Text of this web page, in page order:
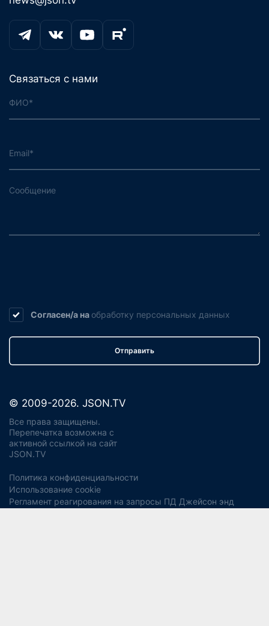
Связаться с нами
Согласен/а на обработку персональных данных
Отправить
© 2009-2026. JSON.TV
Все права защищены.
Перепечатка возможна с
активной ссылкой на сайт
JSON.TV
Политика конфиденциальности
Использование cookie
Регламент реагирования на запросы ПД Джейсон энд